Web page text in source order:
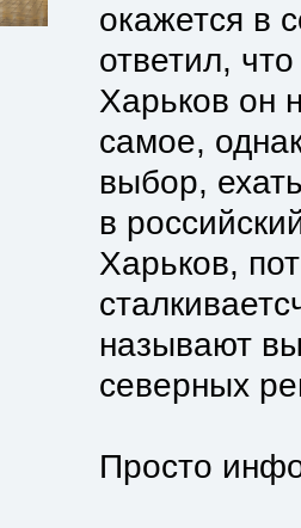
окажется в
ответил,
Харьков он
самое,
выбор,
в
Харьков,
называют
северных
Просто